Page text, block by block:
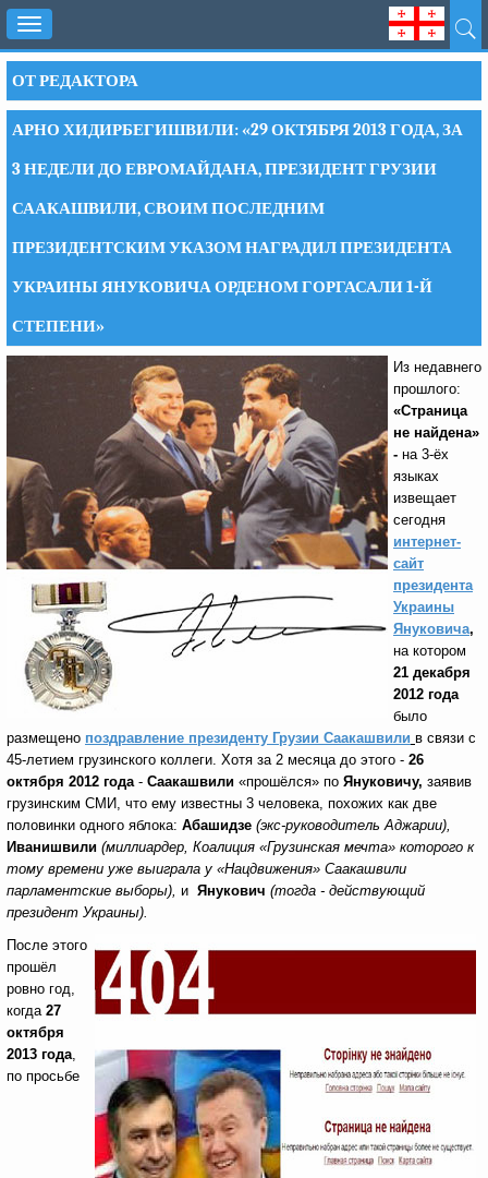
Toggle
navigation
ОТ РЕДАКТОРА
АРНО ХИДИРБЕГИШВИЛИ: «29 ОКТЯБРЯ 2013 ГОДА, ЗА
3 НЕДЕЛИ ДО ЕВРОМАЙДАНА, ПРЕЗИДЕНТ ГРУЗИИ
СААКАШВИЛИ, СВОИМ ПОСЛЕДНИМ
ПРЕЗИДЕНТСКИМ УКАЗОМ НАГРАДИЛ ПРЕЗИДЕНТА
УКРАИНЫ ЯНУКОВИЧА ОРДЕНОМ ГОРГАСАЛИ 1-Й
СТЕПЕНИ»
Из недавнего
прошлого:
«Страница
не найдена»
- на 3-ёх
языках
извещает
сегодня
интернет-
сайт
президента
Украины
Януковича,
на котором
21 декабря
2012 года
было
размещено поздравление президенту Грузии Саакашвили в связи с
45-летием грузинского коллеги. Хотя за 2 месяца до этого - 26
октября 2012 года- Саакашвили «прошёлся» по Януковичу, заявив
грузинским СМИ, что ему известны 3 человека, похожих как две
половинки одного яблока: Абашидзе (экс-руководитель Аджарии),
Иванишвили (миллиардер, Коалиция «Грузинская мечта» которого к
тому времени уже выиграла у «Нацдвижения» Саакашвили
парламентские выборы), и Янукович (тогда - действующий
президент Украины).
После этого
прошёл
ровно год,
когда 27
октября
2013 года,
по просьбе